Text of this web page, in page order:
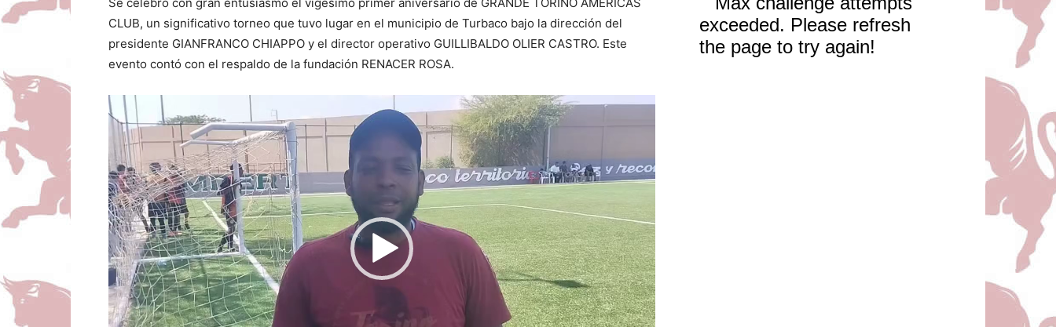
CLUB, un significativo torneo que tuvo lugar en el municipio de Turbaco bajo la dirección del
presidente GIANFRANCO CHIAPPO y el director operativo GUILLIBALDO OLIER CASTRO. Este
evento contó con el respaldo de la fundación RENACER ROSA.
Reproductor
de
vídeo